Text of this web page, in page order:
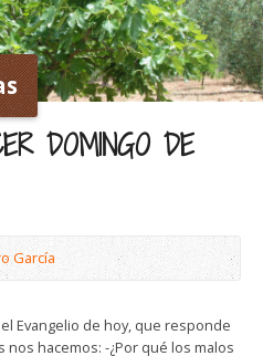
DOMINGO DE
García
Evangelio de hoy, que responde
hacemos: -¿Por qué los malos